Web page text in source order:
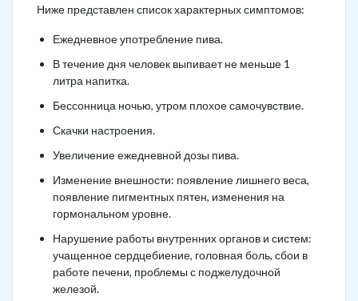
Ниже представлен список характерных симптомов:
Ежедневное употребление пива.
В течение дня человек выпивает не меньше 1
литра напитка.
Бессонница ночью, утром плохое самочувствие.
Скачки настроения.
Увеличение ежедневной дозы пива.
Изменение внешности: появление лишнего веса,
появление пигментных пятен, изменения на
гормональном уровне.
Нарушение работы внутренних органов и систем:
учащенное сердцебиение, головная боль, сбои в
работе печени, проблемы с поджелудочной
железой.